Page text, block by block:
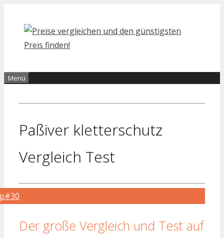
Inhalt
springen
Menü
Paßiver kletterschutz
Vergleich Test
Der große Vergleich und Test auf